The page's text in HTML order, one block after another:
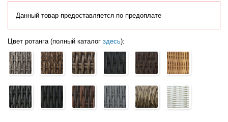
Данный товар предоставляется по предоплате
Цвет ротанга (полный каталог здесь):